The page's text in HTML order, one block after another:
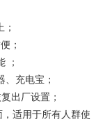
；
；
、充电宝；
出厂设置；
适用于所有人群使